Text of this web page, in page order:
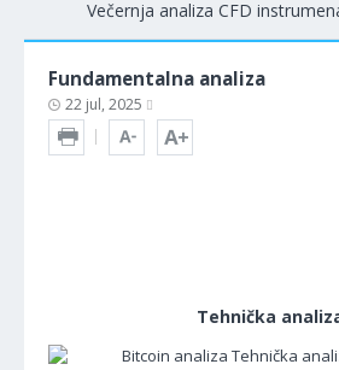
Večernja analiza CFD
Fundamentalna analiza
22 jul, 2025
Tehnička